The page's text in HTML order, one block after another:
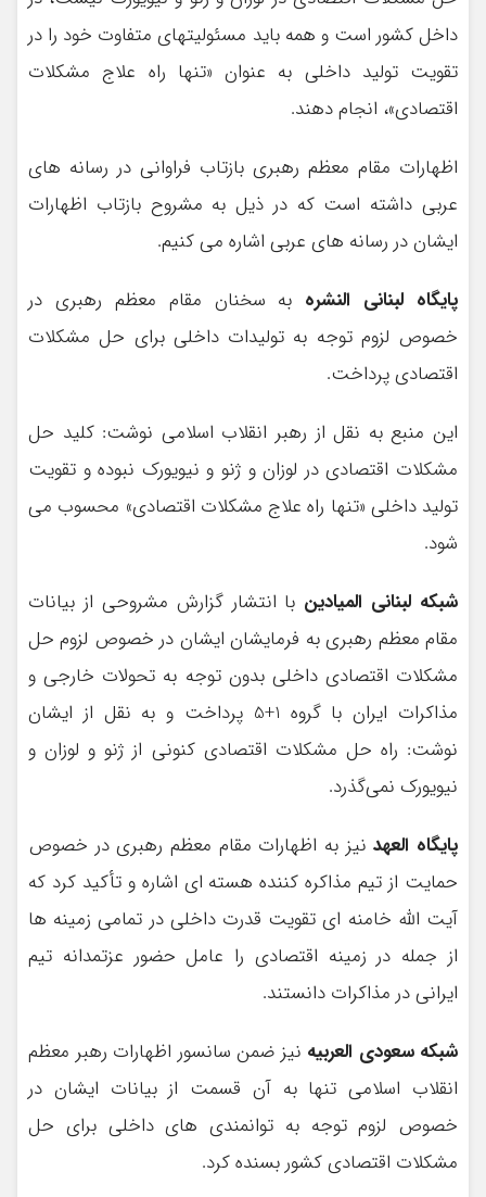
داخل کشور است و همه باید مسئولیتهای متفاوت خود را در
تقویت تولید داخلی به عنوان «تنها راه علاج مشکلات
اقتصادی»، انجام دهند.
اظهارات مقام معظم رهبری بازتاب فراوانی در رسانه های
عربی داشته است که در ذیل به مشروح بازتاب اظهارات
ایشان در رسانه های عربی اشاره می کنیم.
پایگاه لبنانی النشره به سخنان مقام معظم رهبری در
خصوص لزوم توجه به تولیدات داخلی برای حل مشکلات
اقتصادی پرداخت.
این منبع به نقل از رهبر انقلاب اسلامی نوشت: کلید حل
مشکلات اقتصادی در لوزان و ژنو و نیویورک نبوده و تقویت
تولید داخلی «تنها راه علاج مشکلات اقتصادی» محسوب می
شود.
شبکه لبنانی المیادین با انتشار گزارش مشروحی از بیانات
مقام معظم رهبری به فرمایشان ایشان در خصوص لزوم حل
مشکلات اقتصادی داخلی بدون توجه به تحولات خارجی و
مذاکرات ایران با گروه 1+5 پرداخت و به نقل از ایشان
نوشت: راه حل مشکلات اقتصادی کنونی از ژنو و لوزان و
نیویورک نمی‌گذرد.
پایگاه العهدنیز به اظهارات مقام معظم رهبری در خصوص
حمایت از تیم مذاکره کننده هسته ای اشاره و تأکید کرد که
آیت الله خامنه ای تقویت قدرت داخلی در تمامی زمینه ها
از جمله در زمینه اقتصادی را عامل حضور عزتمدانه تیم
ایرانی در مذاکرات دانستند.
شبکه سعودی العربیه نیز ضمن سانسور اظهارات رهبر معظم
انقلاب اسلامی تنها به آن قسمت از بیانات ایشان در
خصوص لزوم توجه به توانمندی های داخلی برای حل
مشکلات اقتصادی کشور بسنده کرد.